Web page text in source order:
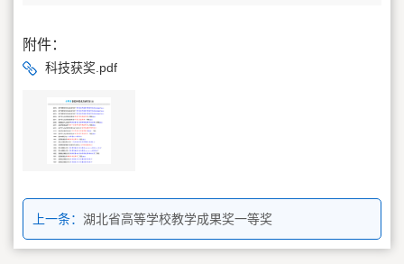
附件：
科技获奖.pdf
上一条： 湖北省高等学校教学成果奖一等奖